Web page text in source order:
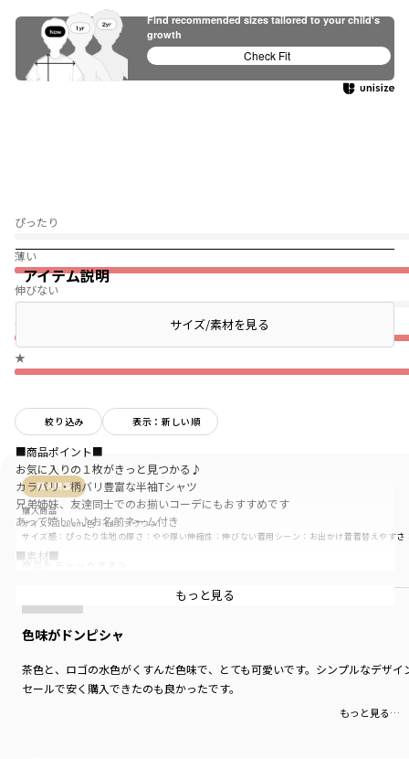
ぴったり
薄い
伸びない
普段着（通園・通学）
★
絞り込み 表示：新しい順
購入商品
購入商品
サイズ感 ：ぴったり 生地の厚さ ：やや厚い伸縮性 ：伸びない着用シーン ：お出かけ着着替えやすさ
サイズ：120cm色：64：ブラウン
色味がドンピシャ
茶色と、ロゴの水色がくすんだ色味で、とても可愛いです。シンプルなデザ
セールで安く購入できたのも良かったです。
もっと見る…
アイテム説明
サイズ/素材を見る
■商品ポイント■
お気に入りの１枚がきっと見つかる♪
カラバリ・柄バリ豊富な半袖Tシャツ
兄弟姉妹、友達同士でのお揃いコーデにもおすすめです
あって嬉しい♪お名前ネーム付き
■素材■
吸水性が高く通気性が良いのが特徴
肌触りが良くお子様の肌にも安心です
■DRCbranshesとは?■
Relax…力を抜いて、くつろぐ
Comfortable…気持ちの良い、快適な
もっと見る
Find recommended sizes tailored to your child's
growth
Check Fit